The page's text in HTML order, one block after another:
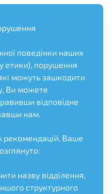
поведінки наших
етики), порушення
можуть зашкодити
Ви можете
відповідне
нам.
рекомендацій, Ваше
назву відділення,
структурного